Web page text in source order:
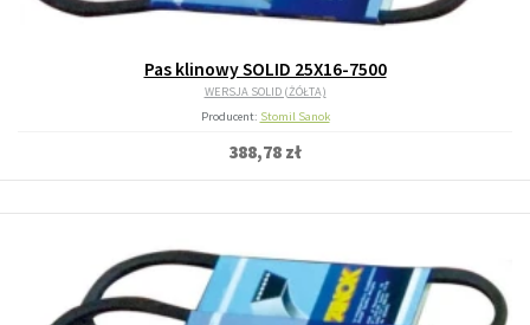
Pas klinowy SOLID 25X16-7500
WERSJA SOLID (ŻÓŁTA)
Producent: Stomil Sanok
388,78 zł